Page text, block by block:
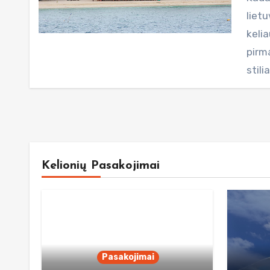
Kelionių Pasakojimai
Pasakojimai